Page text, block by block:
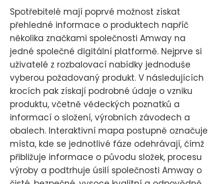
Spotřebitelé mají poprvé možnost získat
přehledné informace o produktech napříč
několika značkami společnosti Amway na
jedné společné digitální platformě. Nejprve si
uživatelé z rozbalovací nabídky jednoduše
vyberou požadovaný produkt. V následujících
krocích pak získají podrobné údaje o vzniku
produktu, včetně vědeckých poznatků a
informací o složení, výrobních závodech a
obalech. Interaktivní mapa postupně označuje
místa, kde se jednotlivé fáze odehrávají, čímž
přibližuje informace o původu složek, procesu
výroby a podtrhuje úsilí společnosti Amway o